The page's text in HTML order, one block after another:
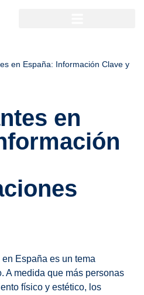
en España: Información Clave y
en
España es un tema
A medida que más personas
físico y estético, los